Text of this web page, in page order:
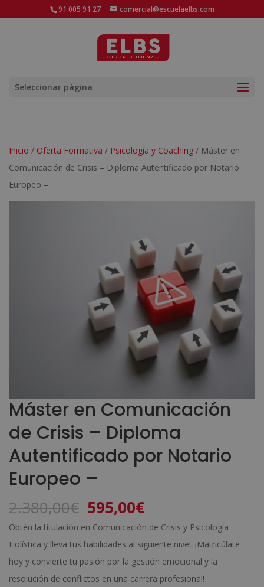
91 005 91 27 comercial@escuelaelbs.com
Seleccionar página
Inicio / Oferta Formativa / Psicología y Coaching / Máster en
Comunicación de Crisis – Diploma Autentificado por Notario
Europeo –
Máster en Comunicación
de Crisis – Diploma
Autentificado por Notario
Europeo –
2.380,00€ El
precio
original
era:
2.380,00€.
595,00€El
precio
actual
es:
595,00€.
Obtén la titulación en Comunicación de Crisis y Psicología
Holística y lleva tus habilidades al siguiente nivel. ¡Matricúlate
hoy y convierte tu pasión por la gestión emocional y la
resolución de conflictos en una carrera profesional!